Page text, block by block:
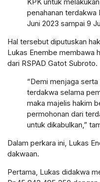
KPK untuk
penahanan terdakwa
Juni 2023 sampai 9
Hal tersebut diputuskan
Lukas Enembe membawa
dari RSPAD Gatot Subroto.
“Demi menjaga
terdakwa selama
maka majelis hakim
permohonan dari
untuk dikabulkan,”
Dalam perkara ini, Lukas
dakwaan.
Pertama, Lukas didakwa